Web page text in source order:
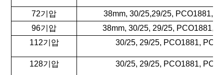
72기압
38mm, 30/25,29/25, PCO1881,
96기압
38mm, 30/25, 29/25, PCO1881,
112기압
30/25, 29/25, PCO1881,
128기압 30/25, 29/25, PCO1881,